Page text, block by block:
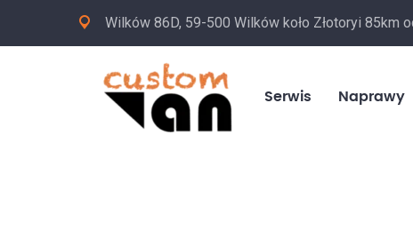
Wilków 86D, 59-500 Wilków koło Złotoryi 85km
Serwis Naprawy